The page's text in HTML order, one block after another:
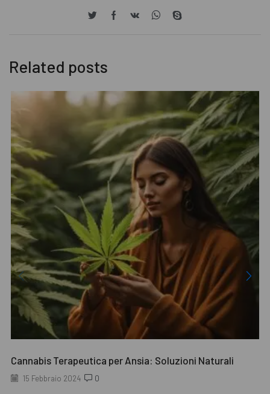
Related posts
Cannabis Terapeutica per Ansia: Soluzioni Naturali
15 Febbraio 2024 0